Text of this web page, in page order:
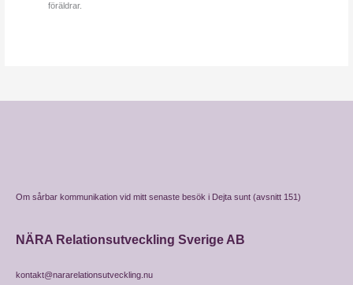
föräldrar.
Om sårbar kommunikation vid mitt senaste besök i Dejta sunt (avsnitt 151)
NÄRA Relationsutveckling Sverige AB
kontakt@nararelationsutveckling.nu